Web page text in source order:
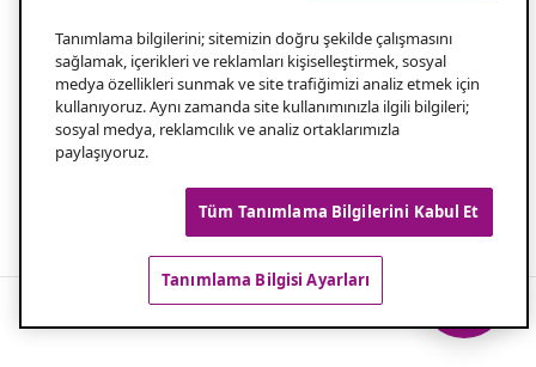
Tekrar deneyelim
1.0 Aramanızın yazılışını kontrol edin
2.0 Aramanız için daha az kelime kullanın
Popüler aramalar
Tanımlama bilgilerini; sitemizin doğru şekilde çalışmasını
sağlamak, içerikleri ve reklamları kişiselleştirmek, sosyal
medya özellikleri sunmak ve site trafiğimizi analiz etmek için
kullanıyoruz. Aynı zamanda site kullanımınızla ilgili bilgileri;
sosyal medya, reklamcılık ve analiz ortaklarımızla
paylaşıyoruz.
Tüm Tanımlama Bilgilerini Kabul Et
Tanımlama Bilgisi Ayarları